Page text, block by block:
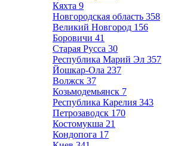
Кяхта 9
Новгородская область 358
Великий Новгород 156
Боровичи 41
Старая Русса 30
Республика Марий Эл 357
Йошкар-Ола 237
Волжск 37
Козьмодемьянск 7
Республика Карелия 343
Петрозаводск 170
Костомукша 21
Кондопога 17